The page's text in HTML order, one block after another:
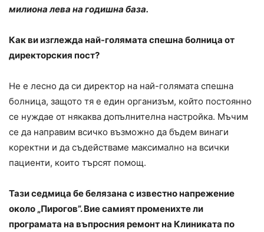
милиона лева на годишна база.
Как ви изглежда най-голямата спешна болница от
директорския пост?
Не е лесно да си директор на най-голямата спешна
болница, защото тя е един организъм, който постоянно
се нуждае от някаква допълнителна настройка. Мъчим
се да направим всичко възможно да бъдем винаги
коректни и да съдействаме максимално на всички
пациенти, които търсят помощ.
Тази седмица бе белязана с известно напрежение
около „Пирогов”. Вие самият променихте ли
програмата на въпросния ремонт на Клиниката по